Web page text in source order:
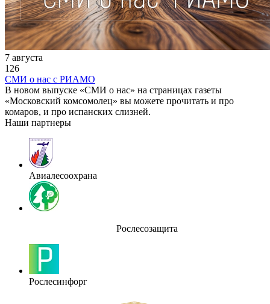
7 августа
126
СМИ о нас с РИАМО
В новом выпуске «СМИ о нас» на страницах газеты
«Московский комсомолец» вы можете прочитать и про
комаров, и про испанских слизней.
Наши партнеры
Авиалесоохрана
Рослесозащита
Рослесинфорг